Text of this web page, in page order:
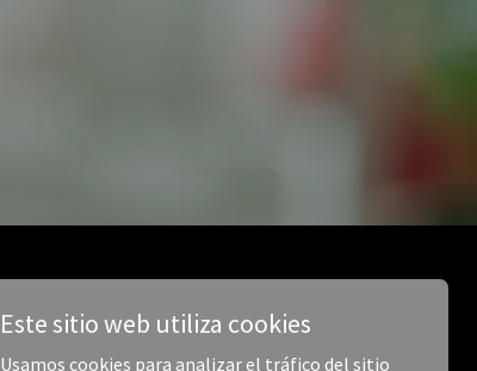
Este sitio web utiliza cookies
Usamos cookies para analizar el tráfico del sitio